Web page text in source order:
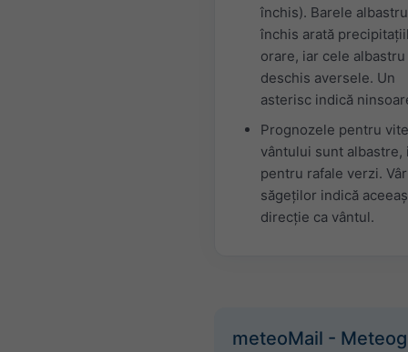
închis). Barele albastru
închis arată
orare, iar cele albastru
deschis aversele. Un
asterisc indică
Prognozele pentru
vântului sunt albastre,
pentru rafale verzi.
săgeților indică
direcție ca vântul.
meteoMail -